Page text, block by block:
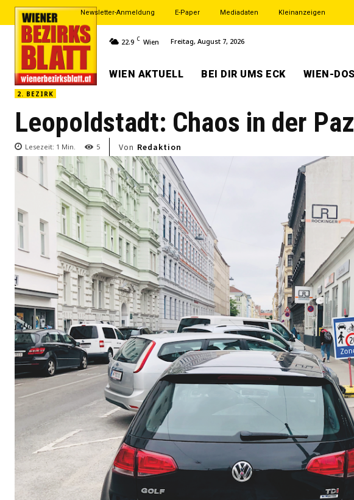
Newsletter-Anmeldung E-Paper Mediadaten Kleinanzeigen
22.9 C Wien Freitag, August 7, 2026
WIEN AKTUELL BEI DIR UMS ECK WIEN-
2. BEZIRK
Leopoldstadt: Chaos in der
Lesezeit: 1 Min. 5 Von Redaktion